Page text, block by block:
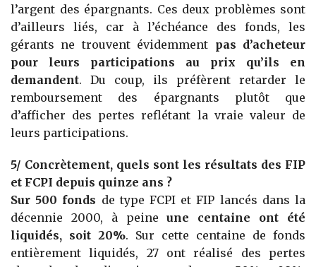
l’argent des épargnants. Ces deux problèmes sont
d’ailleurs liés, car à l’échéance des fonds, les
gérants ne trouvent évidemment pas d’acheteur
pour leurs participations au prix qu’ils en
demandent. Du coup, ils préfèrent retarder le
remboursement des épargnants plutôt que
d’afficher des pertes reflétant la vraie valeur de
leurs participations.
5/ Concrètement, quels sont les résultats des FIP
et FCPI depuis quinze ans ?
Sur 500 fonds de type FCPI et FIP lancés dans la
décennie 2000, à peineune centaine ont été
liquidés, soit 20%. Sur cette centaine de fonds
entièrement liquidés, 27 ont réalisé des pertes